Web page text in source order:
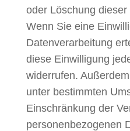
oder Löschung
Wenn Sie eine
Datenverarbeitung
diese Einwilligung
widerrufen.
unter bestimmten
Einschränkung der
personenbezogenen